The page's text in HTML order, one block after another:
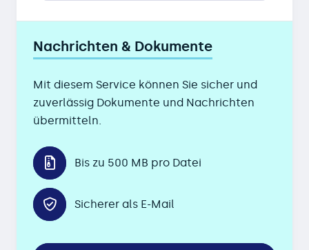
Nachrichten & Dokumente
Mit diesem Service können Sie sicher und
zuverlässig Dokumente und Nachrichten
übermitteln.
Bis zu 500 MB pro Datei
Sicherer als E-Mail